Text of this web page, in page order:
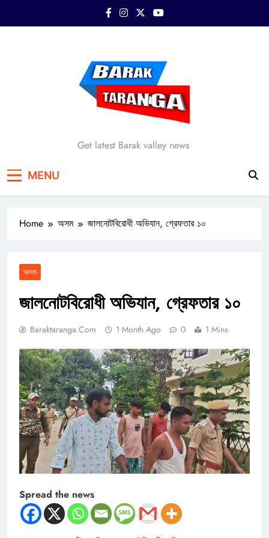
Barak Taranga
Get latest Barak valley news
MENU
Home অসম জালনোটবিরোধী অভিযান, গ্রেফতার ১০
অসম
জালনোটবিরোধী অভিযান, গ্রেফতার ১০
Baraktaranga.com 1 Month Ago 0 1 Mins
Spread the news